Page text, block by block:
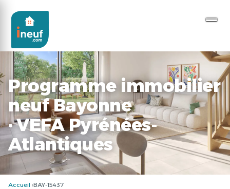
Programme immobilier
neuf Bayonne
· VEFA Pyrénées-
Atlantiques
Accueil BAY-15437